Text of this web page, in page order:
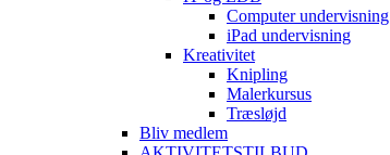
Computer undervisning
iPad undervisning
Kreativitet
Knipling
Malerkursus
Træsløjd
Bliv medlem